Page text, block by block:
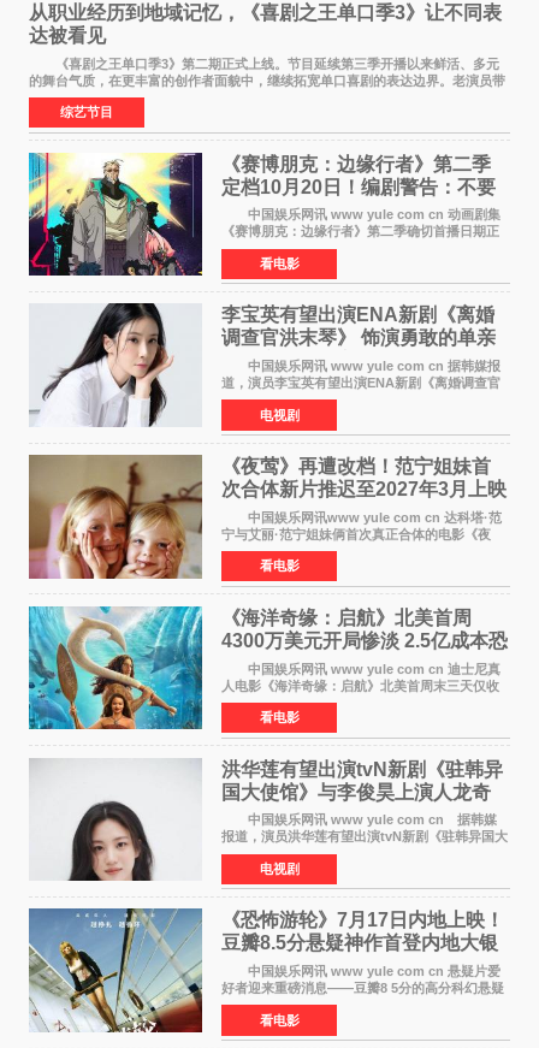
从职业经历到地域记忆，《喜剧之王单口季3》让不同表
达被看见
《喜剧之王单口季3》第二期正式上线。节目延续第三季开播以来鲜活、多元
的舞台气质，在更丰富的创作者面貌中，继续拓宽单口喜剧的表达边界。老演员带
着更加成熟的文本与舞台掌控回归，新面孔则
综艺节目
《赛博朋克：边缘行者》第二季
定档10月20日！编剧警告：不要
对角色投入太深
中国娱乐网讯 www yule com cn 动画剧集
《赛博朋克：边缘行者》第二季确切首播日期正
式敲定——将于10月20日在Netflix全球上线。此
前，Netflix韩国官方账号曾短暂出现这一日期信
息，随后迅
看电影
李宝英有望出演ENA新剧《离婚
调查官洪末琴》 饰演勇敢的单亲
妈妈家事调查官
中国娱乐网讯 www yule com cn 据韩媒报
道，演员李宝英有望出演ENA新剧《离婚调查官
洪末琴》女主角，引发观众期待。 李宝英在
剧中饰演家庭法院家事调查官洪末琴一角——即
使在极限状况
电视剧
《夜莺》再遭改档！范宁姐妹首
次合体新片推迟至2027年3月上映
中国娱乐网讯www yule com cn 达科塔·范
宁与艾丽·范宁姐妹俩首次真正合体的电影《夜
莺》再度改档，从原定的2027年2月12日推迟至
同年3月19日北美上映，片方希望借此利用春假档
期争取更多年轻
看电影
《海洋奇缘：启航》北美首周
4300万美元开局惨淡 2.5亿成本恐
巨亏1亿
中国娱乐网讯 www yule com cn 迪士尼真
人电影《海洋奇缘：启航》北美首周末三天仅收
4300万美元（开画3827馆），中国内地首周票房
仅840万元人民币，全球开画票房约9500万美
元，远低于业内
看电影
洪华莲有望出演tvN新剧《驻韩异
国大使馆》与李俊昊上演人龙奇
幻罗曼史
中国娱乐网讯 www yule com cn 据韩媒
报道，演员洪华莲有望出演tvN新剧《驻韩异国大
使馆》女主角，与李俊昊合作，引发观众期
待。 该剧讲述了一位因管理驻韩异国大使馆
（负责管理居住在大
电视剧
《恐怖游轮》7月17日内地上映！
豆瓣8.5分悬疑神作首登内地大银
中国娱乐网讯 www yule com cn 悬疑片爱
好者迎来重磅消息——豆瓣8 5分的高分科幻悬疑
电影《恐怖游轮》正式宣布定档7月17日在内地上
映。这部由英国导演克里斯托弗·史密斯执导、惊
悚片女王梅
看电影